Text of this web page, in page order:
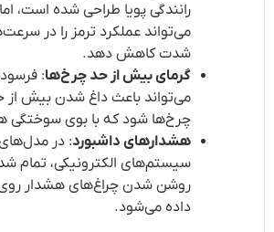
رانندگی پویا طراحی شده است،
می‌تواند عملکرد ترمز را در
شدت کاهش دهد.
گرمای بیش از حد چرخ‌ها:
می‌تواند باعث داغ شدن بیش
چرخ‌ها شود که با بوی سوختگی
هشدارهای داشبورد: در
سیستم‌های الکترونیکی، تمام
روشن شدن چراغ‌های هشدار
داده می‌شود.